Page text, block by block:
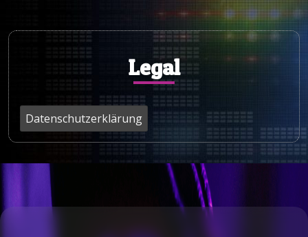
Legal
Datenschutzerklärung